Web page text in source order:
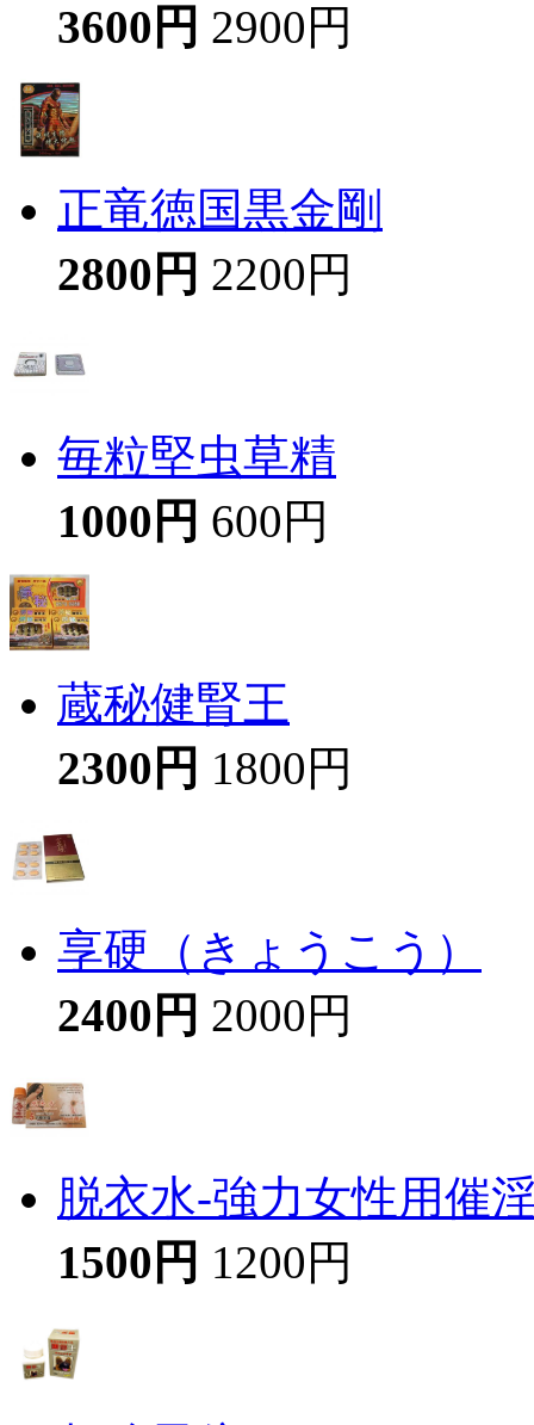
3600円 2900円
正竜徳国黒金剛
2800円 2200円
毎粒堅虫草精
1000円 600円
蔵秘健腎王
2300円 1800円
享硬（きょうこう）
2400円 2000円
脱衣水-強力女性用催
1500円 1200円